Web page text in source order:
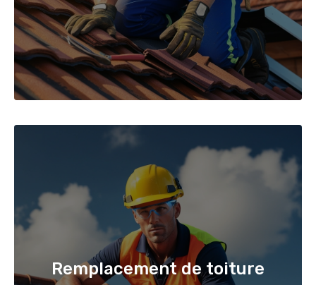
Remplacement de toiture